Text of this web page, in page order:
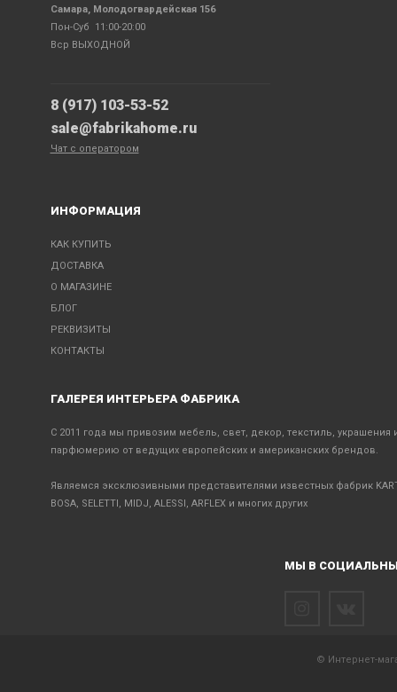
Самара, Молодогвардейская 156
Пон-Суб 11:00-20:00
Вср ВЫХОДНОЙ
8 (917) 103-53-52
sale@fabrikahome.ru
Чат с оператором
ИНФОРМАЦИЯ
КАК КУПИТЬ
ДОСТАВКА
О МАГАЗИНЕ
БЛОГ
РЕКВИЗИТЫ
КОНТАКТЫ
ГАЛЕРЕЯ ИНТЕРЬЕРА ФАБРИКА
С 2011 года мы привозим мебель, свет, декор, текстиль, украшения
парфюмерию от ведущих европейских и американских брендов.
Являемся эксклюзивными представителями известных фабрик
BOSA, SELETTI, MIDJ, ALESSI, ARFLEX и многих других
МЫ В
© Интернет-